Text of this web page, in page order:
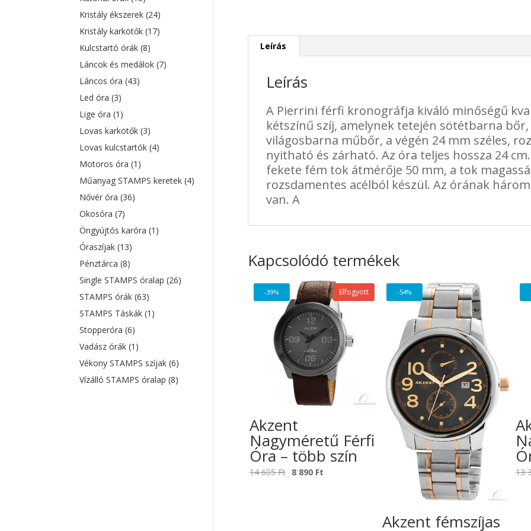
Leírás
Leírás
A Pierrini férfi kronográfja kiváló minőségű
kétszínű szíj, amelynek tetején sötétbarna
világosbarna műbőr, a végén 24 mm széles,
nyitható és zárható. Az óra teljes hossza 24
fekete fém tok átmérője 50 mm, a tok
rozsdamentes acélból készül. Az órának
van. A
Kapcsolódó termékek
-39% Elfogyott
Akzent
Nagyméretű Férfi
Óra – több szín
14 605Ft Original
8 890 Ft
-54%
Akzent fémszíjas
13
Kristály ékszerek(24)
Kristály karkötők(17)
Kulcstartó órák(8)
Láncok és medálok(7)
Láncos óra(43)
Led óra(3)
Lige óra(1)
Lovas karkötők(3)
Lovas kulcstartók(4)
Motoros óra(1)
Műanyag STAMPS keretek(4)
Nővér óra(36)
Okosóra(7)
Öngyújtós karóra(1)
Óraszíjak(13)
Pénztárca(8)
Single STAMPS óralap(26)
STAMPS órák(63)
STAMPS Táskák(1)
Stopperóra(6)
Vadász órák(1)
Vékony STAMPS szíjak(6)
Vízálló STAMPS óralap(8)